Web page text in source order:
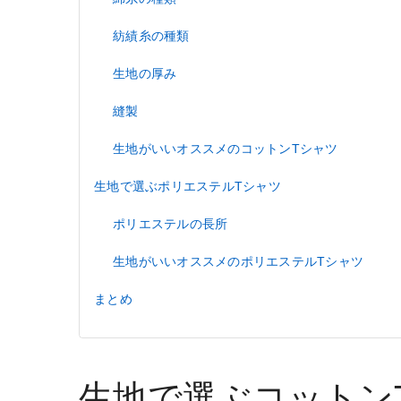
紡績糸の種類
生地の厚み
縫製
生地がいいオススメのコットンTシャツ
生地で選ぶポリエステルTシャツ
ポリエステルの長所
生地がいいオススメのポリエステルTシャツ
まとめ